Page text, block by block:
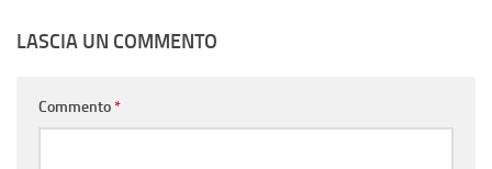
LASCIA UN COMMENTO
Commento*